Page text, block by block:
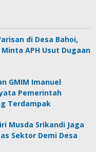
di Desa Bahoi,
APH Usut Dugaan
GMIM Imanuel
Pemerintah
Terdampak
Musda Srikandi Jaga
Sektor Demi Desa